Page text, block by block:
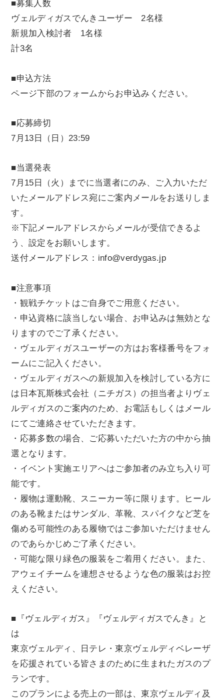
■募集人数
ヴェルディガスでんきユーザー 2名様
新規加入検討者 1名様
計3名
■申込方法
ページ下部のフォームからお申込みください。
■応募締切
7月13日（日）23:59
■当選発表
7月15日（火）までに当選者にのみ、ご入力いただ
いたメールアドレス宛にご案内メールをお送りしま
す。
※下記メールアドレスからメールが受信できるよ
う、設定をお願いします。
送付メールアドレス：info@verdygas.jp
■注意事項
・観戦チケットはご自身でご用意ください。
・申込資格に該当しない場合、お申込みは無効とな
りますのでご了承ください。
・ヴェルディガスユーザーの方はお客様番号をフォ
ームにご記入ください。
・ヴェルディガスへの新規加入を検討している方に
は日本瓦斯株式会社（ニチガス）の担当者よりヴェ
ルディガスのご案内のため、お電話もしくはメール
にてご連絡させていただきます。
・応募多数の場合、ご応募いただいた方の中から抽
選となります。
・イベント実施エリアへはご参加者のみ立ち入り可
能です。
・履物は運動靴、スニーカー等に限ります。ヒール
のある靴またはサンダル、革靴、スパイクなど芝を
傷める可能性のある履物ではご参加いただけません
のであらかじめご了承ください。
・可能な限り緑色の服装をご着用ください。また、
アウェイチームを連想させるような色の服装はお控
えください。
■『ヴェルディガス』『ヴェルディガスでんき』と
は
東京ヴェルディ、日テレ・東京ヴェルディベレーザ
を応援されている皆さまのために生まれたガスのプ
ランです。
このプランによる売上の一部は、東京ヴェルディ及